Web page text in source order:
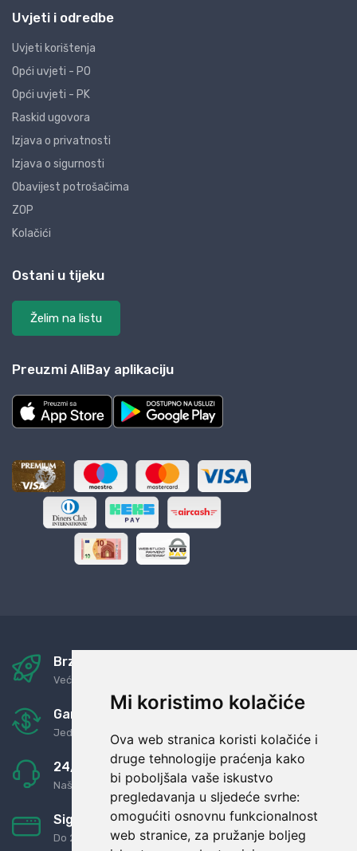
Mi koristimo kolačiće
Ova web stranica koristi kolačiće i
druge tehnologije praćenja kako
bi poboljšala vaše iskustvo
pregledavanja u sljedeće svrhe:
omogućiti osnovnu funkcionalnost
web stranice, za pružanje boljeg
Uvjeti i odredbe
Uvjeti korištenja
Opći uvjeti - PO
Opći uvjeti - PK
Raskid ugovora
Izjava o privatnosti
Izjava o sigurnosti
Obavijest potrošačima
ZOP
Kolačići
Ostani u tijeku
Želim na listu
Preuzmi AliBay aplikaciju
Brza i sigurna dostava
Već za nekoliko dana kod vas
Garancija u povrat novaca
Jednostavno pravilo: Roba za novac
24/7 odlična podrška
Naši agenti uvijek na raspolaganju
Sigurno obročno plaćanje
Do 24 rata bez kamata